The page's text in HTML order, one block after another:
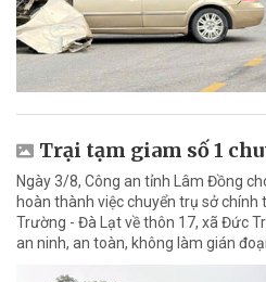
Trại tạm giam số 1
Ngày 3/8, Công an tỉnh Lâm Đồng
hoàn thành việc chuyển trụ sở chính
Trường - Đà Lạt về thôn 17, xã Đức
an ninh, an toàn, không làm gián